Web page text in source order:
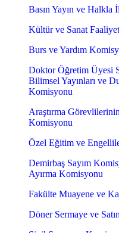
Basın Yayın ve
Kültür ve Sanat
Burs ve Yardım
Doktor Öğretim Üyesi
Bilimsel Yayınları ve
Komisyonu
Araştırma
Komisyonu
Özel Eğitim ve
Demirbaş Sayım
Ayırma Komisyonu
Fakülte Muayene ve
Döner Sermaye ve